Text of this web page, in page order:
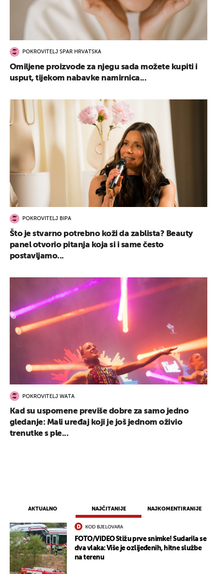
AKTUALNO NAJČITANIJE NAJKOMENTIRANIJE
KOD BJELOVARA
FOTO/VIDEO Stižu prve snimke! Sudarila se
dva vlaka: Više je ozlijeđenih, hitne službe
na terenu
POKROVITELJ SPAR HRVATSKA
Omiljene proizvode za njegu sada možete kupiti i
usput, tijekom nabavke namirnica...
POKROVITELJ BIPA
Što je stvarno potrebno koži da zablista? Beauty
panel otvorio pitanja koja si i same često
postavljamo...
POKROVITELJ WATA
Kad su uspomene previše dobre za samo jedno
gledanje: Mali uređaj koji je još jednom oživio
trenutke s ple...